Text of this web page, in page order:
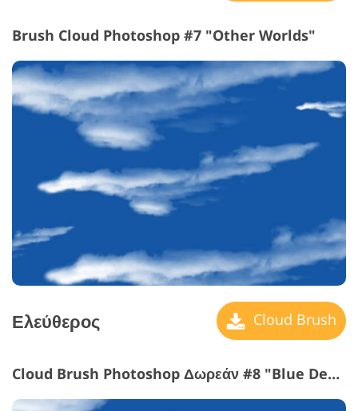
Brush Cloud Photoshop #7 "Other Worlds"
Ελεύθερος Cloud Brush
Cloud Brush Photoshop Δωρεάν #8 "Blue Depths"